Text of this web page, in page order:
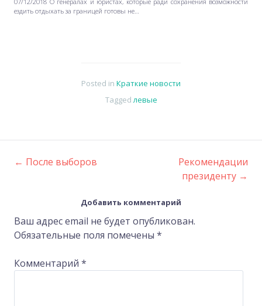
ездить отдыхать за границей готовы не…
Posted in Краткие новости
Taggedлевые
Post
navigation
← После выборов
Рекомендации
президенту →
Добавить комментарий
Ваш адрес email не будет опубликован.
Обязательные поля помечены *
Комментарий *